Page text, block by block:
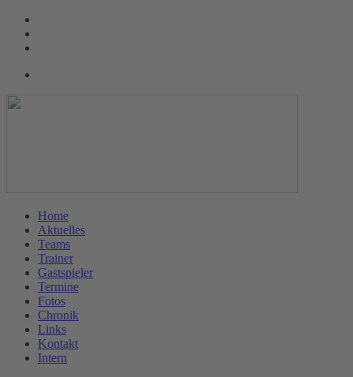
Home
Aktuelles
Teams
Trainer
Gastspieler
Termine
Fotos
Chronik
Links
Kontakt
Intern